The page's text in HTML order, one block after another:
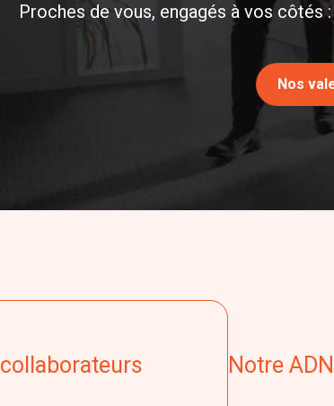
Proches de vous, engagés à vos côtés
Nos
collaborateurs Notre ADN